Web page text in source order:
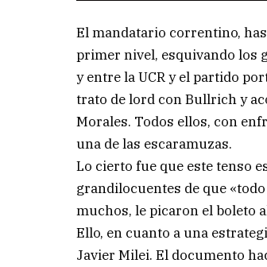
El mandatario correntino,
primer nivel, esquivando los
y entre la UCR y el partido
trato de lord con Bullrich y
Morales. Todos ellos, con
una de las escaramuzas.
Lo cierto fue que este tenso
grandilocuentes de que
muchos, le picaron el boleto
Ello, en cuanto a una
Javier Milei. El documento